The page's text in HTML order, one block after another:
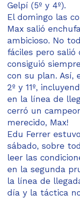
Gelpí (5º y 4º).
El domingo las
Max salió
ambicioso. No
fáciles pero
consiguió
con su plan. Así,
2º y 11º,
en la línea de
cerró un
merecido, Max!
Edu Ferrer
sábado, sobre
leer las
en la segunda
la línea de
día y la táctica